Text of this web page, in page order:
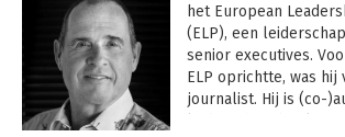
het European
(ELP), een
senior executives.
ELP oprichtte, was hij
journalist. Hij is (co-